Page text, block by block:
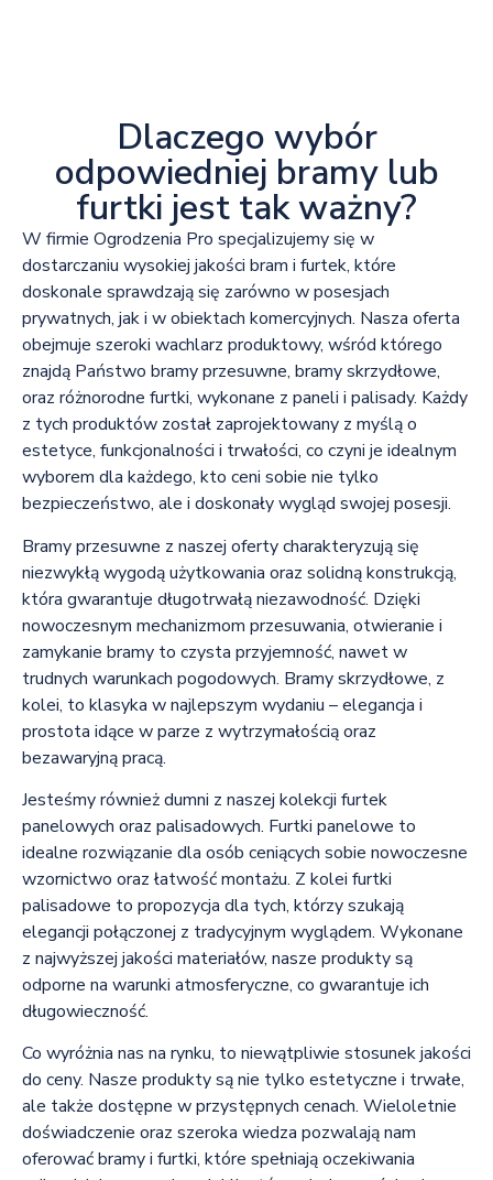
Dlaczego wybór
odpowiedniej bramy lub
furtki jest tak ważny?
W firmie Ogrodzenia Pro specjalizujemy się w
dostarczaniu wysokiej jakości bram i furtek, które
doskonale sprawdzają się zarówno w posesjach
prywatnych, jak i w obiektach komercyjnych. Nasza oferta
obejmuje szeroki wachlarz produktowy, wśród którego
znajdą Państwo bramy przesuwne, bramy skrzydłowe,
oraz różnorodne furtki, wykonane z paneli i palisady. Każdy
z tych produktów został zaprojektowany z myślą o
estetyce, funkcjonalności i trwałości, co czyni je idealnym
wyborem dla każdego, kto ceni sobie nie tylko
bezpieczeństwo, ale i doskonały wygląd swojej posesji.
Bramy przesuwne z naszej oferty charakteryzują się
niezwykłą wygodą użytkowania oraz solidną konstrukcją,
która gwarantuje długotrwałą niezawodność. Dzięki
nowoczesnym mechanizmom przesuwania, otwieranie i
zamykanie bramy to czysta przyjemność, nawet w
trudnych warunkach pogodowych. Bramy skrzydłowe, z
kolei, to klasyka w najlepszym wydaniu – elegancja i
prostota idące w parze z wytrzymałością oraz
bezawaryjną pracą.
Jesteśmy również dumni z naszej kolekcji furtek
panelowych oraz palisadowych. Furtki panelowe to
idealne rozwiązanie dla osób ceniących sobie nowoczesne
wzornictwo oraz łatwość montażu. Z kolei furtki
palisadowe to propozycja dla tych, którzy szukają
elegancji połączonej z tradycyjnym wyglądem. Wykonane
z najwyższej jakości materiałów, nasze produkty są
odporne na warunki atmosferyczne, co gwarantuje ich
długowieczność.
Co wyróżnia nas na rynku, to niewątpliwie stosunek jakości
do ceny. Nasze produkty są nie tylko estetyczne i trwałe,
ale także dostępne w przystępnych cenach. Wieloletnie
doświadczenie oraz szeroka wiedza pozwalają nam
oferować bramy i furtki, które spełniają oczekiwania